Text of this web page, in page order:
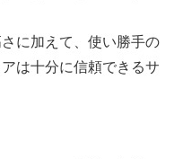
に加えて、使い勝手の
は十分に信頼できるサ